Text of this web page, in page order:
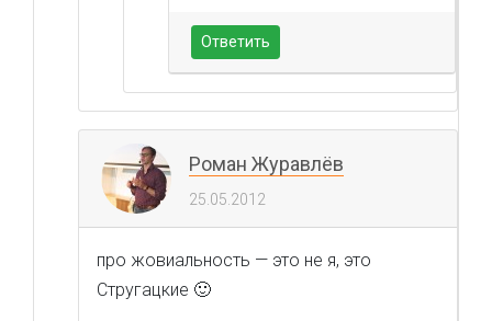
Ответить
Роман Журавлёв
25.05.2012
про жовиальность — это не я, это
Стругацкие 🙂